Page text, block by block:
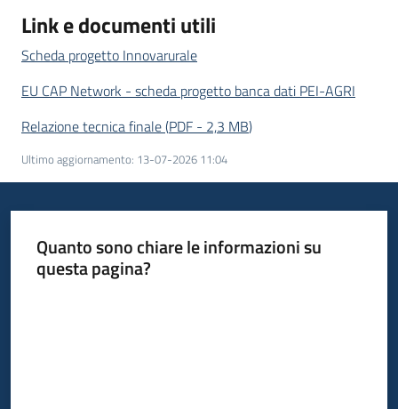
Link e documenti utili
Scheda progetto Innovarurale
EU CAP Network - scheda progetto banca dati PEI-AGRI
Relazione tecnica finale(PDF - 2,3 MB)
Ultimo aggiornamento: 13-07-2026 11:04
Quanto sono chiare le informazioni su
questa pagina?